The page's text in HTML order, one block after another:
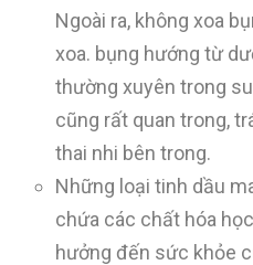
Ngoài ra, không xoa
xoa. bụng hướng từ
thường xuyên trong
cũng rất quan trong,
thai nhi bên trong.
Những loại tinh dầu
chứa các chất hóa
hưởng đến sức khỏe